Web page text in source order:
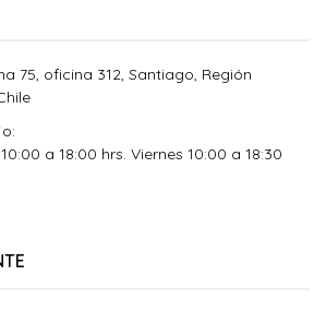
75, oficina 312, Santiago, Región
a 18:00 hrs. Viernes 10:00 a 18:30